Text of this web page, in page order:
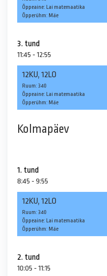
Õppeaine: Lai matemaatika
Õpperühm: Mäe
3. tund
11:45 - 12:55
12KU, 12LO
Ruum: 340
Õppeaine: Lai matemaatika
Õpperühm: Mäe
Kolmapäev
1. tund
8:45 - 9:55
12KU, 12LO
Ruum: 340
Õppeaine: Lai matemaatika
Õpperühm: Mäe
2. tund
10:05 - 11:15